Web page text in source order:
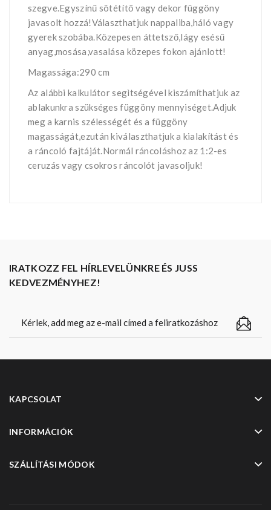
szegve.Egyszínű sötétítő vagy dekor függöny
javasolt hozzá!Választhatjuk nappaliba,háló vagy
gyerek szobába.Közepesen áttetsző,lágy esésű
anyag,mosása,vasalása közepes fokon ajánlott!
Magassága:290 cm
Az alábbi kalkulátor segìtségével kiszámíthatjuk az
ablakunkra szükséges függöny mennyiséget.Adjuk
meg a karnis szélességét és a függöny
magasságát,ezután kiválaszthatjuk a kialakítást és
a ráncoló fajtáját.Normál ráncoláshoz az 1:2-es
ceruzás vagy csokros ráncolót javasoljuk!
IRATKOZZ FEL HÍRLEVELÜNKRE ÉS JUSS
KEDVEZMÉNYHEZ!
KAPCSOLAT
INFORMÁCIÓK
SZÁLLÍTÁSI MÓDOK